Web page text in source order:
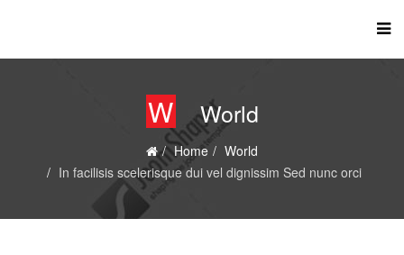
W World
Home
World
In facilisis scelerisque dui vel dignissim Sed nunc orci